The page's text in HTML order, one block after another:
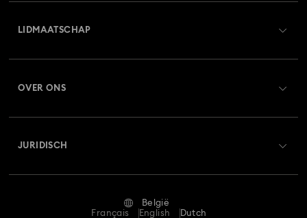
Retourneren en ruilen
Reparatiestatus
Neem contact met ons op
LIDMAATSCHAP
OVER ONS
JURIDISCH
Algemene voorwaarden
België
Français
English Dutch